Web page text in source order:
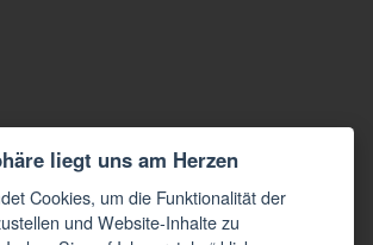
liegt uns am Herzen
Cookies, um die Funktionalität der
und Website-Inhalte zu